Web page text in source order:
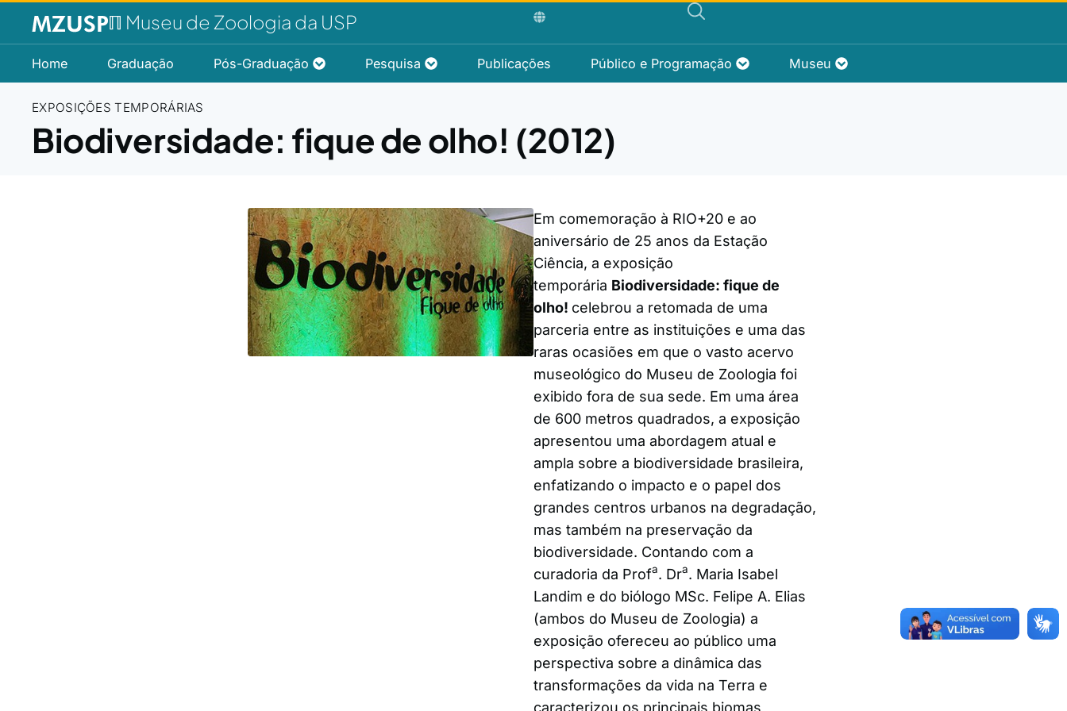
ℿ Museu de Zoologia da USP
Home Graduação Pós-Graduação Pesquisa Publicações Público e Programação Museu
EXPOSIÇÕES TEMPORÁRIAS
Biodiversidade: fique de olho! (2012)
Em comemoração à RIO+20 e ao
aniversário de 25 anos da Estação
Ciência, a exposição
temporária Biodiversidade: fique de
olho! celebrou a retomada de uma
parceria entre as instituições e uma das
raras ocasiões em que o vasto acervo
museológico do Museu de Zoologia foi
exibido fora de sua sede. Em uma área
de 600 metros quadrados, a exposição
apresentou uma abordagem atual e
ampla sobre a biodiversidade brasileira,
enfatizando o impacto e o papel dos
grandes centros urbanos na degradação,
mas também na preservação da
biodiversidade. Contando com a
curadoria da Profa. Dra. Maria Isabel
Landim e do biólogo MSc. Felipe A. Elias
(ambos do Museu de Zoologia) a
exposição ofereceu ao público uma
perspectiva sobre a dinâmica das
transformações da vida na Terra e
caracterizou os principais biomas